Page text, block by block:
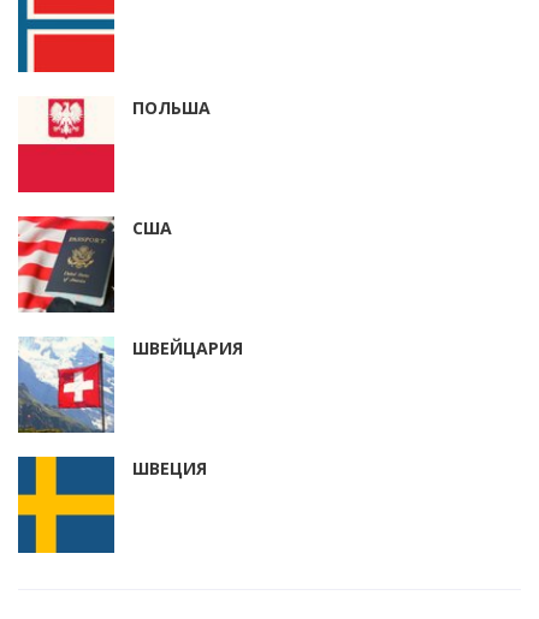
ПОЛЬША
США
ШВЕЙЦАРИЯ
ШВЕЦИЯ